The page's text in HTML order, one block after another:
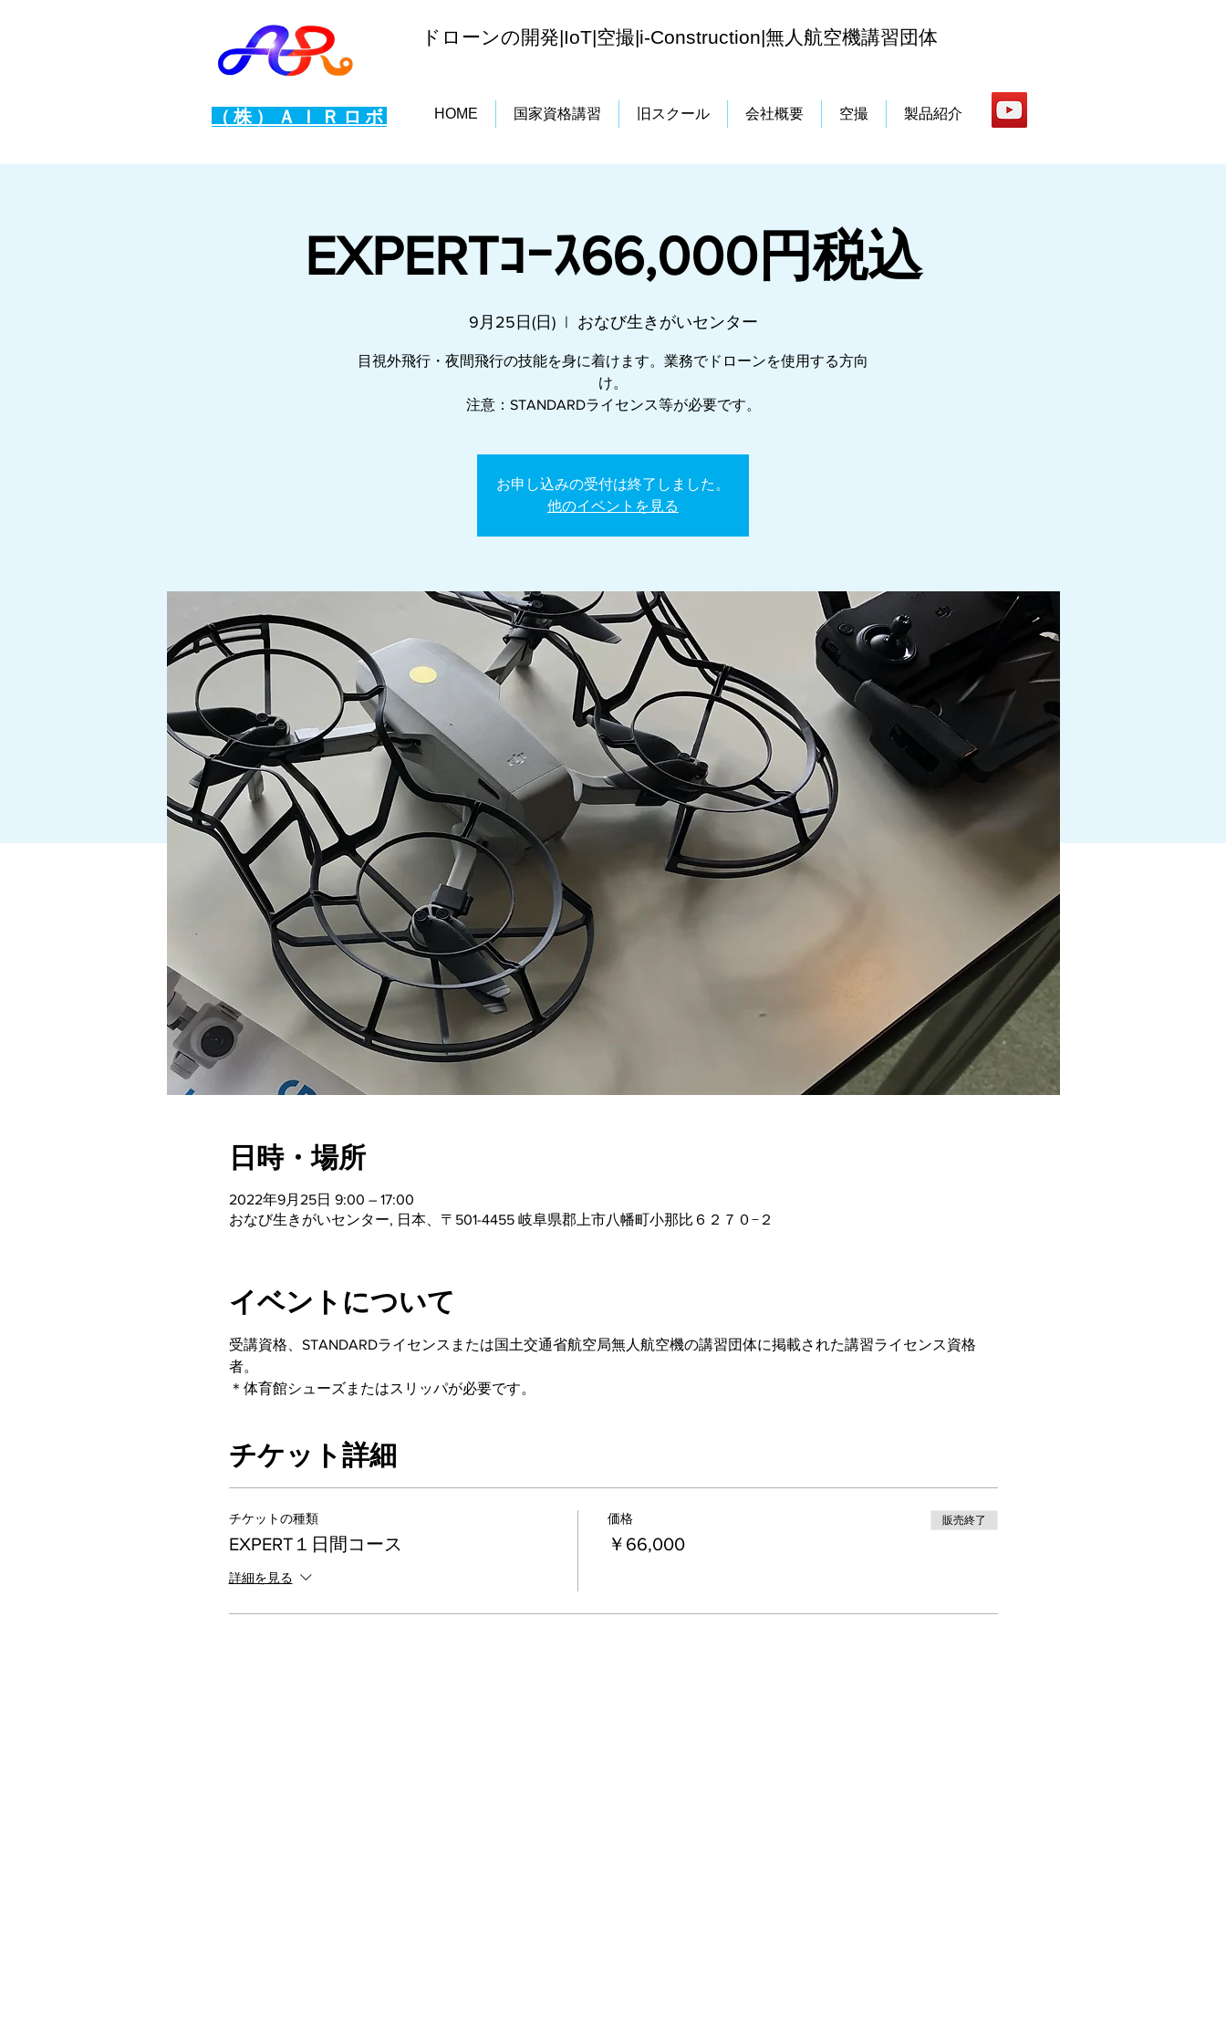
（株）ＡＩＲロボ
ドローンの開発|IoT|空撮|i-Construction|無人航空機講習団体
HOME 国家資格講習 旧スクール 会社概要 空撮 製品紹介
EXPERTｺｰｽ66,000円税込
9月25日(日)
  |
おなび生きがいセンター
目視外飛行・夜間飛行の技能を身に着けます。業務でドローンを使用する方向
け。
注意：STANDARDライセンス等が必要です。
お申し込みの受付は終了しました。
他のイベントを見る
日時・場所
2022年9月25日 9:00 – 17:00
おなび生きがいセンター, 日本、〒501-4455 岐阜県郡上市八幡町小那比６２７０−２
イベントについて
受講資格、STANDARDライセンスまたは国土交通省航空局無人航空機の講習団体に掲載された講習ライセンス資格
者。
＊体育館シューズまたはスリッパが必要です。
チケット詳細
チケットの種類
EXPERT１日間コース
詳細を見る
価格
￥66,000
販売終了